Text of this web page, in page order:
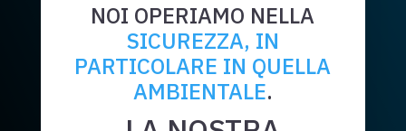
NOI OPERIAMO NELLA
SICUREZZA, IN
PARTICOLARE IN QUELLA
AMBIENTALE.